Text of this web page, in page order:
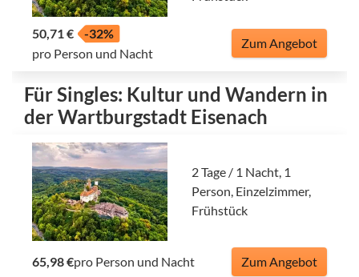
50,71 €
-32%
pro Person und Nacht
Zum Angebot
Für Singles: Kultur und Wandern in
der Wartburgstadt Eisenach
2 Tage / 1 Nacht, 1
Person, Einzelzimmer,
Frühstück
65,98 €pro Person und Nacht Zum Angebot